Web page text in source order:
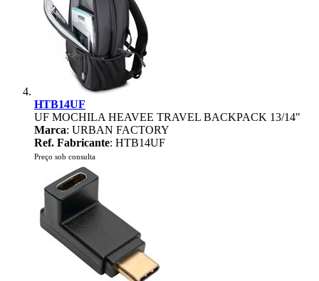
HTB14UF
UF MOCHILA HEAVEE TRAVEL BACKPACK 13/14"
Marca: URBAN FACTORY
Ref. Fabricante: HTB14UF
Preço sob consulta